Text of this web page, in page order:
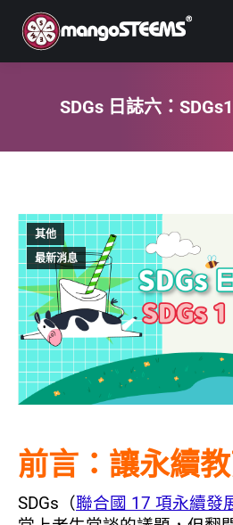
SDGs 日誌六：
其他
最新消息
前言：讓永續
SDGs（聯合國 17 項永續發